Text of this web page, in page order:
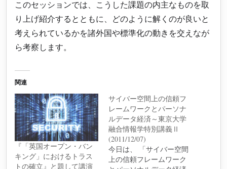
このセッションでは、こうした課題の内主なものを取
り上げ紹介するとともに、どのように解くのが良いと
考えられているかを諸外国や標準化の動きを交えなが
ら考察します。
関連
『「英国オープン・バン
キング」におけるトラス
トの確立』と題して講演
サイバー空間上の信頼フ
レームワークとパーソナ
ルデータ経済～東京大学
融合情報学特別講義Ⅱ
(2011/12/07)
今日は、 「サイバー空間
上の信頼フレームワーク